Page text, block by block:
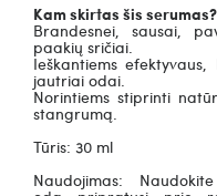
Kam skirtas šis serumas?
Brandesnei, sausai,
paakių sričiai.
Ieškantiems
jautriai odai.
Norintiems stiprinti
stangrumą.
Tūris: 30 ml
Naudojimas: